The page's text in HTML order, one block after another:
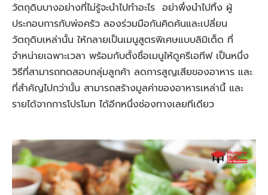
วัตถุดิบบางอย่างที่ไม่รู้จะนำไปทำอะไร อย่าพึ่งนำไปทิ้ง ผู้
ประกอบการกับพ่อครัว ลองร่วมมือกันคิดค้นและเปลี่ยน
วัตถุดิบเหล่านั้น ให้กลายเป็นเมนูสูตรพิเศษแบบลิมิเต็ด ที่
จำหน่ายเฉพาะเวลา พร้อมกับตั้งชื่อเมนูให้ดูครีเอทีฟ เป็นหนึ่ง
วิธีที่สามารถทดสอบกลุ่มลูกค้า ลดการสูญเสียของอาหาร และ
ที่สำคัญไปกว่านั้น สามารถสร้างมูลค่าของอาหารเหล่านี้ และ
รายได้จากการโปรโมท ได้อีกหนึ่งช่องทางเลยทีเดียว